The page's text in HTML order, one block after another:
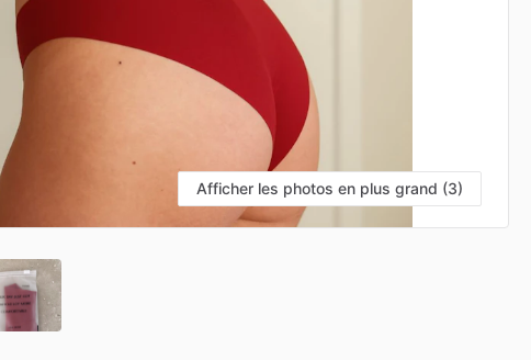
Afficher les photos en plus grand (3)